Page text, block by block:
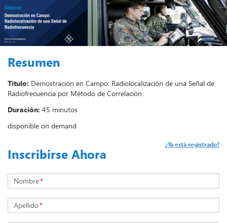
Resumen
Título: Demostración en Campo: Radiolocalización de una Señal de
Radiofrecuencia por Método de Correlación
Duración: 45 minutos
disponible on demand
Inscribirse Ahora
¿Ya está registrado?
Nombre*
Apellido*